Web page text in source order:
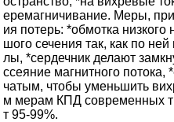
еремагничивание. Меры,
ия потерь: *обмотка
шого сечения так, как по
лы, *сердечник делают
ссеяние магнитного потока,
чатым, чтобы уменьшить
м мерам КПД современных
т 95-99%.